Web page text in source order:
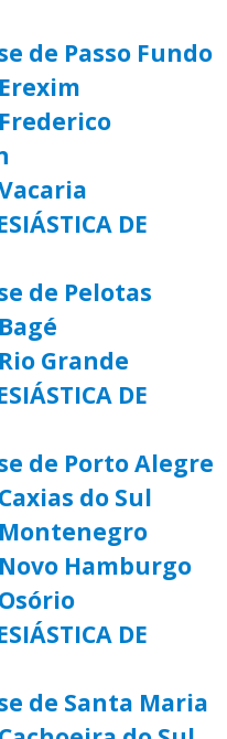
de Passo Fundo
DE
de Pelotas
Grande
DE
de Porto Alegre
do Sul
Hamburgo
DE
de Santa Maria